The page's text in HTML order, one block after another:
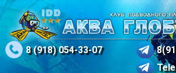
8 (918) 054-33-07